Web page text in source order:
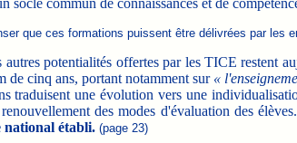
socle commun de connaissances et de
que ces formations puissent être délivrées par les
autres potentialités offertes par les TICE restent
de cinq ans, portant notamment sur «
traduisent une évolution vers une
des modes d'évaluation des élèves.
national établi. (page 23)